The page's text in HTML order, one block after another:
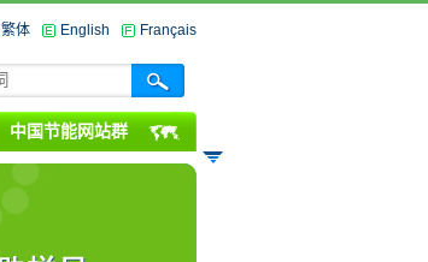
繁体 English Français
中国节能网站群